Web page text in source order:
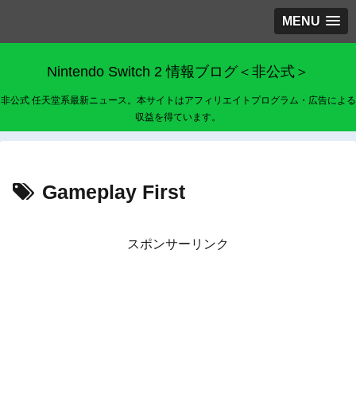
MENU
Nintendo Switch 2 情報ブログ＜非公式＞
非公式 任天堂系最新ニュース。本サイトはアフィリエイトプログラム・広告による
収益を得ています。
Gameplay First
スポンサーリンク